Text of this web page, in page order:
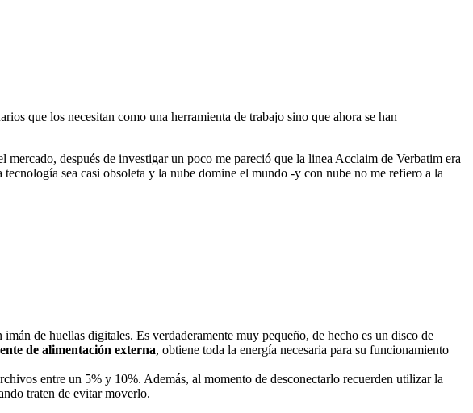
que los necesitan como una herramienta de trabajo sino que ahora se han
después de investigar un poco me pareció que la linea Acclaim de Verbatim era
tecnología sea casi obsoleta y la nube domine el mundo -y con nube no me refiero a la
de huellas digitales. Es verdaderamente muy pequeño, de hecho es un disco de
de alimentación externa, obtiene toda la energía necesaria para su funcionamiento
entre un 5% y 10%. Además, al momento de desconectarlo recuerden utilizar la
traten de evitar moverlo.